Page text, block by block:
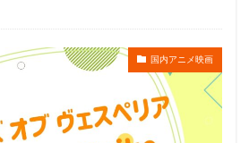
仁美 竹内力
竹内涼真
稲葉祐貴
谷典昭 福田公子
福田己津央
国内アニメ映画